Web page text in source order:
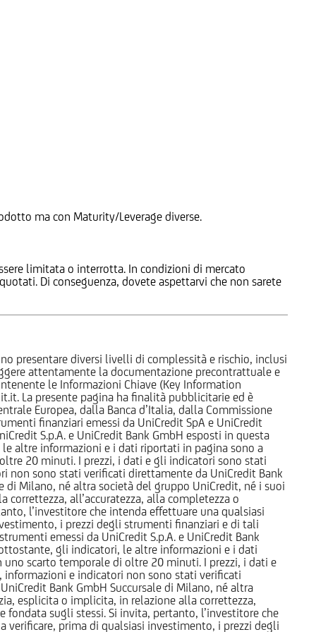
ma con Maturity/Leverage diverse.
limitata o interrotta. In condizioni di mercato
Di conseguenza, dovete aspettarvi che non sarete
presentare diversi livelli di complessità e rischio, inclusi
attentamente la documentazione precontrattuale e
le Informazioni Chiave (Key Information
La presente pagina ha finalità pubblicitarie ed è
Europea, dalla Banca d’Italia, dalla Commissione
finanziari emessi da UniCredit SpA e UniCredit
S.p.A. e UniCredit Bank GmbH esposti in questa
altre informazioni e i dati riportati in pagina sono a
20 minuti. I prezzi, i dati e gli indicatori sono stati
sono stati verificati direttamente da UniCredit Bank
di Milano, né altra società del gruppo UniCredit, né i suoi
all’accuratezza, alla completezza o
l’investitore che intenda effettuare una qualsiasi
i prezzi degli strumenti finanziari e di tali
emessi da UniCredit S.p.A. e UniCredit Bank
gli indicatori, le altre informazioni e i dati
scarto temporale di oltre 20 minuti. I prezzi, i dati e
e indicatori non sono stati verificati
Bank GmbH Succursale di Milano, né altra
esplicita o implicita, in relazione alla correttezza,
sugli stessi. Si invita, pertanto, l’investitore che
prima di qualsiasi investimento, i prezzi degli